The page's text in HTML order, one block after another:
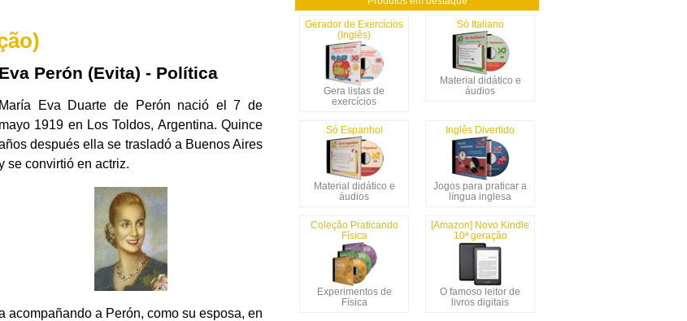
Eva Perón (Evita) - Política
María Eva Duarte de Perón nació el 7 de
mayo 1919 en Los Toldos, Argentina. Quince
después ella se trasladó a Buenos Aires
se convirtió en actriz.
acompañando a Perón, como su esposa, en
Gerador de Exercícios
(Inglês)
Gera listas de
exercícios
Só Italiano
Material didático e
áudios
Só Espanhol
Material didático e
áudios
Inglês Divertido
Jogos para praticar a
língua inglesa
Coleção Praticando
Física
Experimentos de
Física
[Amazon] Novo Kindle
10ª geração
O famoso leitor de
livros digitais